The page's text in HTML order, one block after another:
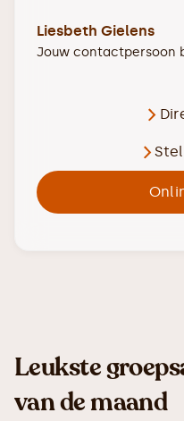
Liesbeth Gielens
Jouw contactpersoon
Leukste
van de maand